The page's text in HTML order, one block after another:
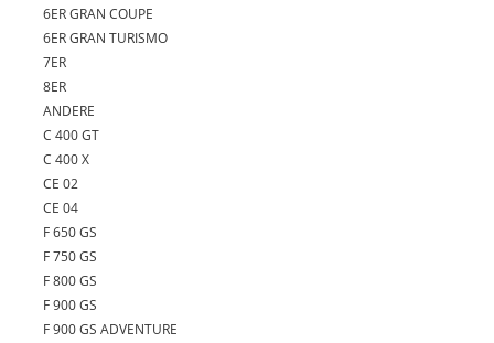
6ER GRAN COUPE
6ER GRAN TURISMO
7ER
8ER
ANDERE
C 400 GT
C 400 X
CE 02
CE 04
F 650 GS
F 750 GS
F 800 GS
F 900 GS
F 900 GS ADVENTURE